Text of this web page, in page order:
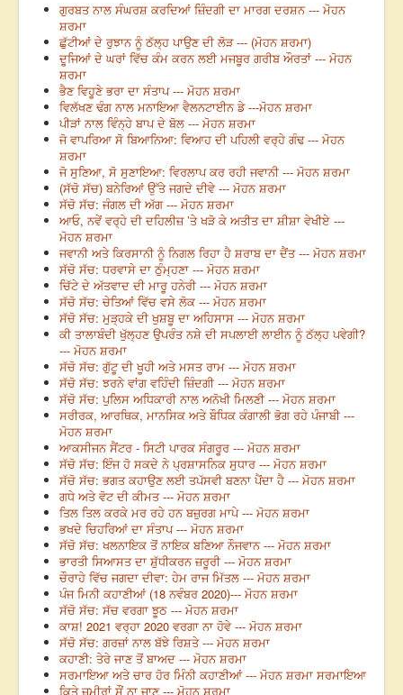
ਗੁਰਬਤ ਨਾਲ ਸੰਘਰਸ਼ ਕਰਦਿਆਂ ਜ਼ਿੰਦਗੀ ਦਾ ਮਾਰਗ ਦਰਸ਼ਨ --- ਮੋਹਨ
ਸ਼ਰਮਾ
ਛੁੱਟੀਆਂ ਦੇ ਰੁਝਾਨ ਨੂੰ ਠੱਲ੍ਹ ਪਾਉਣ ਦੀ ਲੋੜ --- (ਮੋਹਨ ਸ਼ਰਮਾ)
ਦੂਜਿਆਂ ਦੇ ਘਰਾਂ ਵਿੱਚ ਕੰਮ ਕਰਨ ਲਈ ਮਜਬੂਰ ਗਰੀਬ ਔਰਤਾਂ --- ਮੋਹਨ
ਸ਼ਰਮਾ
ਭੈਣ ਵਿਹੂਣੇ ਭਰਾ ਦਾ ਸੰਤਾਪ --- ਮੋਹਨ ਸ਼ਰਮਾ
ਵਿਲੱਖਣ ਢੰਗ ਨਾਲ ਮਨਾਇਆ ਵੈਲਨਟਾਈਨ ਡੇ ---ਮੋਹਨ ਸ਼ਰਮਾ
ਪੀੜਾਂ ਨਾਲ ਵਿੰਨ੍ਹੇ ਬਾਪ ਦੇ ਬੋਲ --- ਮੋਹਨ ਸ਼ਰਮਾ
ਜੋ ਵਾਪਰਿਆ ਸੋ ਬਿਆਨਿਆ: ਵਿਆਹ ਦੀ ਪਹਿਲੀ ਵਰ੍ਹੇ ਗੰਢ --- ਮੋਹਨ
ਸ਼ਰਮਾ
ਜੋ ਸੁਣਿਆ, ਸੋ ਸੁਣਾਇਆ: ਵਿਰਲਾਪ ਕਰ ਰਹੀ ਜਵਾਨੀ --- ਮੋਹਨ ਸ਼ਰਮਾ
(ਸੱਚੋ ਸੱਚ) ਬਨੇਰਿਆਂ ਉੱਤੇ ਜਗਦੇ ਦੀਵੇ --- ਮੋਹਨ ਸ਼ਰਮਾ
ਸੱਚੋ ਸੱਚ: ਜੰਗਲ ਦੀ ਅੱਗ --- ਮੋਹਨ ਸ਼ਰਮਾ
ਆਓ, ਨਵੇਂ ਵਰ੍ਹੇ ਦੀ ਦਹਿਲੀਜ਼ ’ਤੇ ਖੜੋ ਕੇ ਅਤੀਤ ਦਾ ਸ਼ੀਸ਼ਾ ਵੇਖੀਏ ---
ਮੋਹਨ ਸ਼ਰਮਾ
ਜਵਾਨੀ ਅਤੇ ਕਿਰਸਾਨੀ ਨੂੰ ਨਿਗਲ ਰਿਹਾ ਹੈ ਸ਼ਰਾਬ ਦਾ ਦੈਂਤ --- ਮੋਹਨ ਸ਼ਰਮਾ
ਸੱਚੋ ਸੱਚ: ਧਰਵਾਸੇ ਦਾ ਠੁੰਮ੍ਹਣਾ --- ਮੋਹਨ ਸ਼ਰਮਾ
ਚਿੱਟੇ ਦੇ ਅੱਤਵਾਦ ਦੀ ਮਾਰੂ ਹਨੇਰੀ --- ਮੋਹਨ ਸ਼ਰਮਾ
ਸੱਚੋ ਸੱਚ: ਚੇਤਿਆਂ ਵਿੱਚ ਵਸੇ ਲੋਕ --- ਮੋਹਨ ਸ਼ਰਮਾ
ਸੱਚੋ ਸੱਚ: ਮੁੜ੍ਹਕੇ ਦੀ ਖੁਸ਼ਬੂ ਦਾ ਅਹਿਸਾਸ --- ਮੋਹਨ ਸ਼ਰਮਾ
ਕੀ ਤਾਲਾਬੰਦੀ ਖੁੱਲ੍ਹਣ ਉਪਰੰਤ ਨਸ਼ੇ ਦੀ ਸਪਲਾਈ ਲਾਈਨ ਨੂੰ ਠੱਲ੍ਹ ਪਵੇਗੀ?
--- ਮੋਹਨ ਸ਼ਰਮਾ
ਸੱਚੋ ਸੱਚ: ਗੁੱਟੂ ਦੀ ਖੂਹੀ ਅਤੇ ਮਸਤ ਰਾਮ --- ਮੋਹਨ ਸ਼ਰਮਾ
ਸੱਚੋ ਸੱਚ: ਝਰਨੇ ਵਾਂਗ ਵਹਿੰਦੀ ਜ਼ਿੰਦਗੀ --- ਮੋਹਨ ਸ਼ਰਮਾ
ਸੱਚੋ ਸੱਚ: ਪੁਲਿਸ ਅਧਿਕਾਰੀ ਨਾਲ ਅਨੋਖੀ ਮਿਲਣੀ --- ਮੋਹਨ ਸ਼ਰਮਾ
ਸਰੀਰਕ, ਆਰਥਿਕ, ਮਾਨਸਿਕ ਅਤੇ ਬੌਧਿਕ ਕੰਗਾਲੀ ਭੋਗ ਰਹੇ ਪੰਜਾਬੀ ---
ਮੋਹਨ ਸ਼ਰਮਾ
ਆਕਸੀਜਨ ਸੈਂਟਰ - ਸਿਟੀ ਪਾਰਕ ਸੰਗਰੂਰ --- ਮੋਹਨ ਸ਼ਰਮਾ
ਸੱਚੋ ਸੱਚ: ਇੰਜ ਹੋ ਸਕਦੇ ਨੇ ਪ੍ਰਸ਼ਾਸਨਿਕ ਸੁਧਾਰ --- ਮੋਹਨ ਸ਼ਰਮਾ
ਸੱਚੋ ਸੱਚ: ਭਗਤ ਕਹਾਉਣ ਲਈ ਤਪੱਸਵੀ ਬਣਨਾ ਪੈਂਦਾ ਹੈ --- ਮੋਹਨ ਸ਼ਰਮਾ
ਗਧੇ ਅਤੇ ਵੋਟ ਦੀ ਕੀਮਤ --- ਮੋਹਨ ਸ਼ਰਮਾ
ਤਿਲ ਤਿਲ ਕਰਕੇ ਮਰ ਰਹੇ ਹਨ ਬਜ਼ੁਰਗ ਮਾਪੇ --- ਮੋਹਨ ਸ਼ਰਮਾ
ਭਖਦੇ ਚਿਹਰਿਆਂ ਦਾ ਸੰਤਾਪ --- ਮੋਹਨ ਸ਼ਰਮਾ
ਸੱਚੋ ਸੱਚ: ਖਲਨਾਇਕ ਤੋਂ ਨਾਇਕ ਬਣਿਆ ਨੌਜਵਾਨ --- ਮੋਹਨ ਸ਼ਰਮਾ
ਭਾਰਤੀ ਸਿਆਸਤ ਦਾ ਸ਼ੁੱਧੀਕਰਨ ਜ਼ਰੂਰੀ --- ਮੋਹਨ ਸ਼ਰਮਾ
ਚੌਰਾਹੇ ਵਿੱਚ ਜਗਦਾ ਦੀਵਾ: ਹੇਮ ਰਾਜ ਮਿੱਤਲ --- ਮੋਹਨ ਸ਼ਰਮਾ
ਪੰਜ ਮਿਨੀ ਕਹਾਣੀਆਂ (18 ਨਵੰਬਰ 2020)--- ਮੋਹਨ ਸ਼ਰਮਾ
ਸੱਚੋ ਸੱਚ: ਸੱਚ ਵਰਗਾ ਝੂਠ --- ਮੋਹਨ ਸ਼ਰਮਾ
ਕਾਸ਼! 2021 ਵਰ੍ਹਾ 2020 ਵਰਗਾ ਨਾ ਹੋਵੇ --- ਮੋਹਨ ਸ਼ਰਮਾ
ਸੱਚੋ ਸੱਚ: ਗਰਜ਼ਾਂ ਨਾਲ ਬੱਝੇ ਰਿਸ਼ਤੇ --- ਮੋਹਨ ਸ਼ਰਮਾ
ਕਹਾਣੀ: ਤੇਰੇ ਜਾਣ ਤੋਂ ਬਾਅਦ --- ਮੋਹਨ ਸ਼ਰਮਾ
ਸਰਮਾਇਆ ਅਤੇ ਚਾਰ ਹੋਰ ਮਿੰਨੀ ਕਹਾਣੀਆਂ --- ਮੋਹਨ ਸ਼ਰਮਾ ਸਰਮਾਇਆ
ਕਿਤੇ ਜ਼ਮੀਰਾਂ ਸੌਂ ਨਾ ਜਾਣ --- ਮੋਹਨ ਸ਼ਰਮਾ